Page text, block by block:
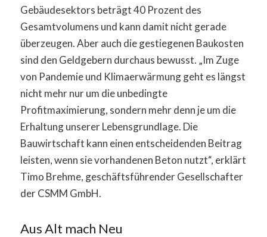
Gebäudesektors beträgt 40 Prozent des
Gesamtvolumens und kann damit nicht gerade
überzeugen. Aber auch die gestiegenen Baukosten
sind den Geldgebern durchaus bewusst. „Im Zuge
von Pandemie und Klimaerwärmung geht es längst
nicht mehr nur um die unbedingte
Profitmaximierung, sondern mehr denn je um die
Erhaltung unserer Lebensgrundlage. Die
Bauwirtschaft kann einen entscheidenden Beitrag
leisten, wenn sie vorhandenen Beton nutzt“, erklärt
Timo Brehme, geschäftsführender Gesellschafter
der CSMM GmbH.
Aus Alt mach Neu